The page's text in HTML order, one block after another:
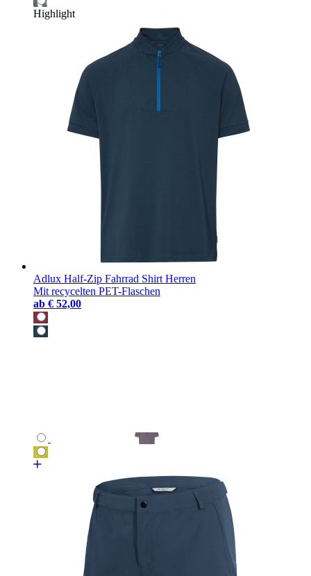
Highlight
Adlux Half-Zip Fahrrad Shirt Herren
Mit recycelten PET-Flaschen
ab € 52,00